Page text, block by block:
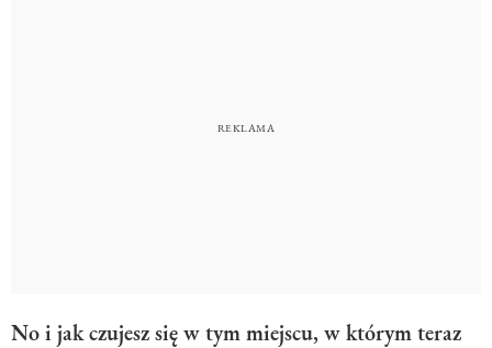
No i jak czujesz się w tym miejscu, w którym teraz